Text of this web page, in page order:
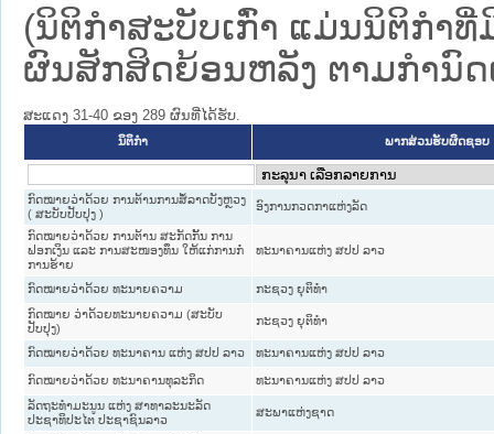
(ນິຕິກໍາສະບັບເກົ່າ ແມ່ນນິຕິກໍາ
ຜົນສັກສິດຍ້ອນຫລັງ ຕາມກໍານົດ
ສະແດງ 31-40 ຂອງ 289 ຜົນທີ່ໄດ້ຮັບ.
ນິຕິກໍາ ພາກສ່ວນຮັບຜິດຊອບ
ກົດໝາຍວ່າດ້ວຍ ການຕ້ານການສໍ້ລາດບັງຫຼວງ
( ສະບັບປັບປຸງ )
ອົງການກວດກາແຫ່ງລັດ
ກົດໝາຍວ່າດ້ວຍ ການຕ້ານ ສະກັດກັ້ນ ການ
ຟອກເງິນ ແລະ ການສະໜອງທຶນ ໃຫ້ແກ່ການກໍ່
ການຮ້າຍ
ທະນາຄານແຫ່ງ ສປປ ລາວ
ກົດໝາຍວ່າດ້ວຍ ທະນາຍຄວາມ
ກະຊວງ ຍຸຕິທໍາ
ກົດໝາຍ ວ່າດ້ວຍທະນາຍຄວາມ (ສະບັບ
ປັບປຸງ)
ກະຊວງ ຍຸຕິທໍາ
ກົດໝາຍວ່າດ້ວຍ ທະນາຄານ ແຫ່ງ ສປປ ລາວ ທະນາຄານແຫ່ງ ສປປ ລາວ
ກົດໝາຍວ່າດ້ວຍ ທະນາຄານທຸລະກິດ
ທະນາຄານແຫ່ງ ສປປ ລາວ
ລັດຖະທຳມະນູນ ແຫ່ງ ສາທາລະນະລັດ
ປະຊາທິປະໄຕ ປະຊາຊົນລາວ
ສະພາແຫ່ງຊາດ